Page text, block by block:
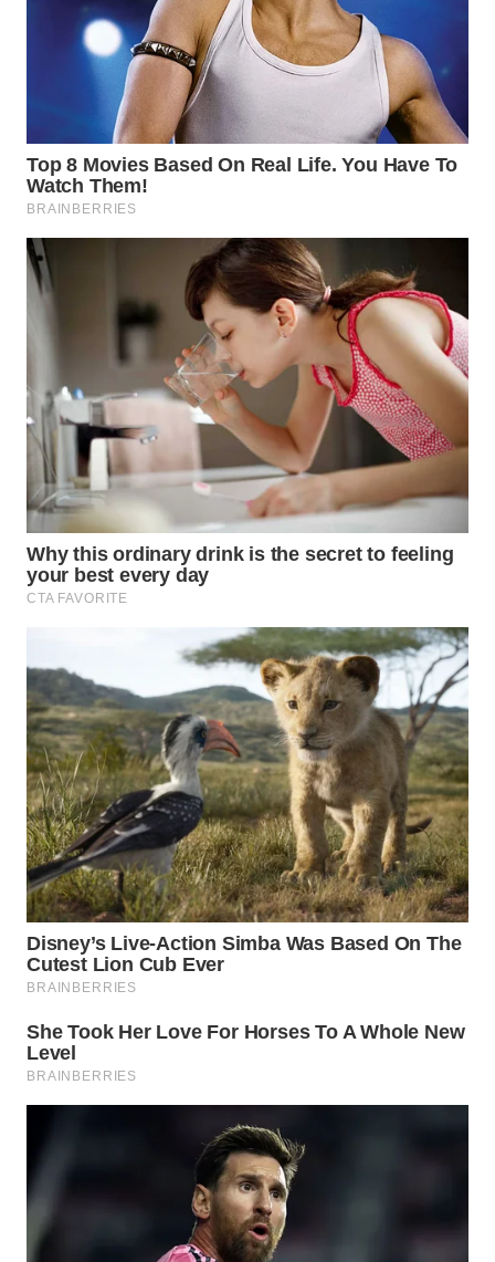
WN
INDRAMAYU
KUNINGAN
WN
MAJALENGKA
SUBANG
WN
PURWAKARTA
WN
PRIANGAN
TIMUR
SOLO
WN
BOROBUDUR
WN
MADURA
WN
SURABAYA
WN
NATUNA
WN